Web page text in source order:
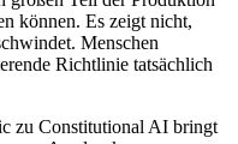
können. Es zeigt nicht,
Menschen
Richtlinie tatsächlich
zu Constitutional AI bringt